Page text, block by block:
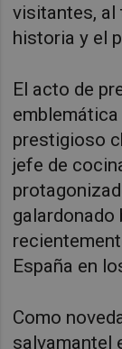
visitantes, al
historia y el
El acto de
prestigioso
jefe de
galardonado
España en
Como
salvamantel